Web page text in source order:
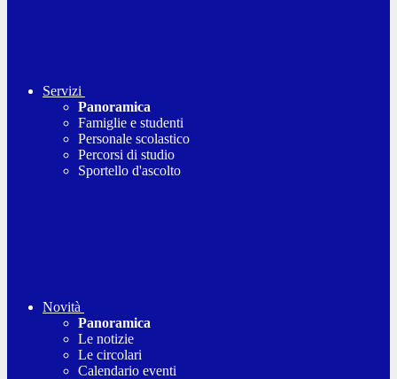
Servizi
Panoramica
Famiglie e studenti
Personale scolastico
Percorsi di studio
Sportello d'ascolto
Novità
Panoramica
Le notizie
Le circolari
Calendario eventi